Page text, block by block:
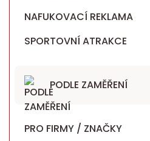
NAFUKOVACÍ REKLAMA
SPORTOVNÍ ATRAKCE
PODLE ZAMĚŘENÍ
PRO FIRMY / ZNAČKY